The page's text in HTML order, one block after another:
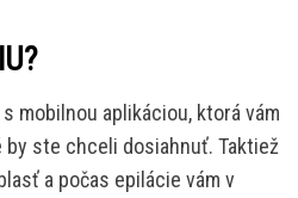
mobilnou aplikáciou, ktorá vám
by ste chceli dosiahnuť. Taktiež
a počas epilácie vám v